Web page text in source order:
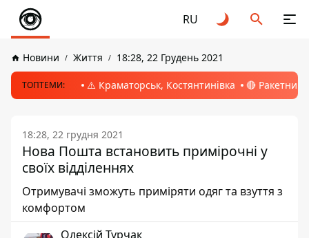
RU
Новини Життя 18:28, 22 Грудень 2021
ТОПТЕМИ: ⚠️ Краматорськ, Костянтинівка 🔴 Ракетний
18:28, 22 грудня 2021
Нова Пошта встановить примірочні у
своїх відділеннях
Отримувачі зможуть приміряти одяг та взуття з
комфортом
Олексій Турчак